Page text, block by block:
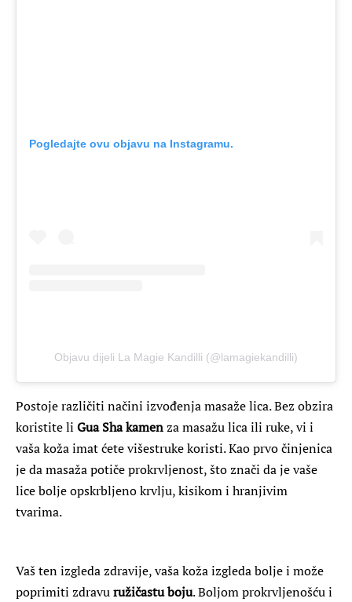
Pogledajte ovu objavu na Instagramu.
Objavu dijeli La Magie Kandilli (@lamagiekandilli)
Postoje različiti načini izvođenja masaže lica. Bez obzira
koristite li Gua Sha kamenza masažu lica ili ruke, vi i
vaša koža imat ćete višestruke koristi. Kao prvo činjenica
je da masaža potiče prokrvljenost, što znači da je vaše
lice bolje opskrbljeno krvlju, kisikom i hranjivim
tvarima.
Vaš ten izgleda zdravije, vaša koža izgleda bolje i može
poprimiti zdravuružičastu boju. Boljom prokrvljenošću i